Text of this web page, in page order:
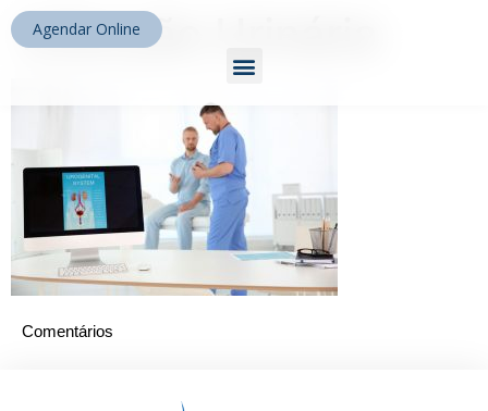
Agendar Online
Infecção Urinária
Comentários